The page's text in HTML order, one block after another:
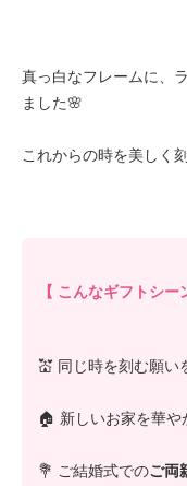
真っ白なフレームに、
ました🌸
これからの時を美しく
【 こんなギフトシー
💒 同じ時を刻む願い
🏠 新しいお家を華や
💐 ご結婚式でのご両